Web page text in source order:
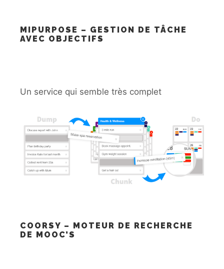
MIPURPOSE – GESTION DE TÂCHE
AVEC OBJECTIFS
Un service qui semble très complet
COORSY – MOTEUR DE RECHERCHE
DE MOOC’S